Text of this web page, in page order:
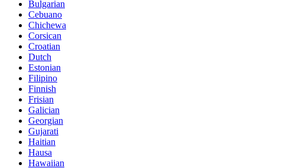
Bulgarian
Cebuano
Chichewa
Corsican
Croatian
Dutch
Estonian
Filipino
Finnish
Frisian
Galician
Georgian
Gujarati
Haitian
Hausa
Hawaiian